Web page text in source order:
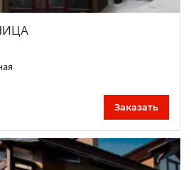
Заказать